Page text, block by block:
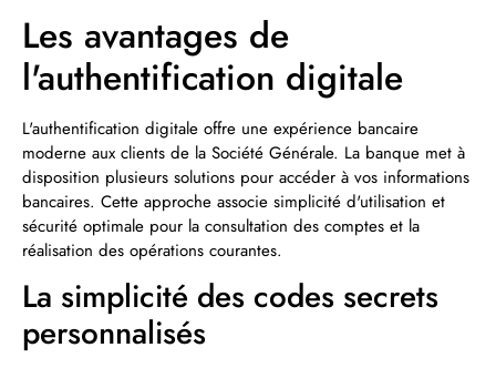
Les avantages de
l'authentification digitale
L'authentification digitale offre une expérience bancaire
moderne aux clients de la Société Générale. La banque met à
disposition plusieurs solutions pour accéder à vos informations
bancaires. Cette approche associe simplicité d'utilisation et
sécurité optimale pour la consultation des comptes et la
réalisation des opérations courantes.
La simplicité des codes secrets
personnalisés